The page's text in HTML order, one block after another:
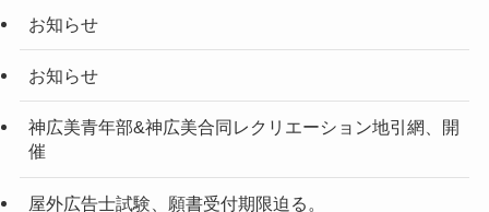
お知らせ
お知らせ
神広美青年部&神広美合同レクリエーション地引網、開
催
屋外広告士試験、願書受付期限迫る。